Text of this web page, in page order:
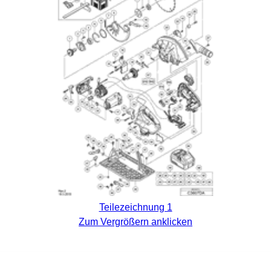
Teilezeichnung 1
Zum Vergrößern anklicken